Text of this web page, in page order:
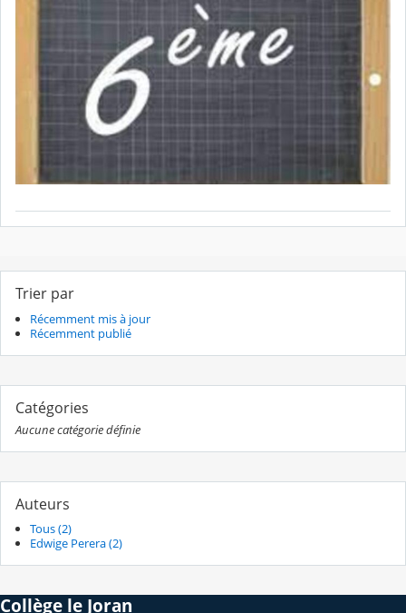
Trier par
Récemment mis à jour
Récemment publié
Catégories
Aucune catégorie définie
Auteurs
Tous (2)
Edwige Perera (2)
Collège le Joran